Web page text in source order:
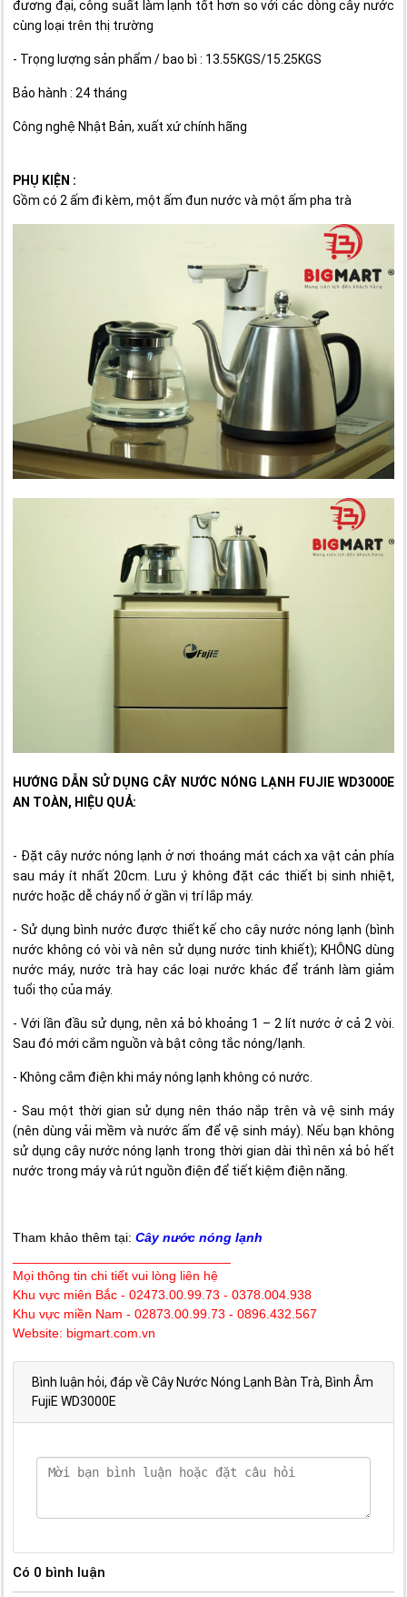
đương đại, công suất làm lạnh tốt hơn so với các dòng cây nước
cùng loại trên thị trường
- Trọng lượng sản phẩm / bao bì : 13.55KGS/15.25KGS
Bảo hành : 24 tháng
Công nghệ Nhật Bản, xuất xứ chính hãng
PHỤ KIỆN :
Gồm có 2 ấm đi kèm, một ấm đun nước và một ấm pha trà
HƯỚNG DẪN SỬ DỤNG CÂY NƯỚC NÓNG LẠNH FUJIE WD3000E
AN TOÀN, HIỆU QUẢ:
- Đặt cây nước nóng lạnh ở nơi thoáng mát cách xa vật cản phía
sau máy ít nhất 20cm. Lưu ý không đặt các thiết bị sinh nhiệt,
nước hoặc dễ cháy nổ ở gần vị trí lắp máy.
- Sử dụng bình nước được thiết kế cho cây nước nóng lạnh (bình
nước không có vòi và nên sử dụng nước tinh khiết); KHÔNG dùng
nước máy, nước trà hay các loại nước khác để tránh làm giảm
tuổi thọ của máy.
- Với lần đầu sử dụng, nên xả bỏ khoảng 1 – 2 lít nước ở cả 2 vòi.
Sau đó mới cắm nguồn và bật công tắc nóng/lạnh.
- Không cắm điện khi máy nóng lạnh không có nước.
- Sau một thời gian sử dụng nên tháo nắp trên và vệ sinh máy
(nên dùng vải mềm và nước ấm để vệ sinh máy). Nếu bạn không
sử dụng cây nước nóng lạnh trong thời gian dài thì nên xả bỏ hết
nước trong máy và rút nguồn điện để tiết kiệm điện năng.
Tham khảo thêm tại: Cây nước nóng lạnh
Mọi thông tin chi tiết vui lòng liên hệ
Khu vực miên Bắc - 02473.00.99.73 - 0378.004.938
Khu vực miền Nam - 02873.00.99.73 - 0896.432.567
Website: bigmart.com.vn
Bình luận hỏi, đáp về Cây Nước Nóng Lạnh Bàn Trà, Bình Âm
FujiE WD3000E
Có 0 bình luận